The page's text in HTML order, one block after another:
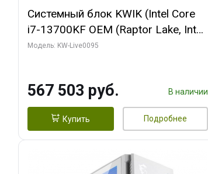
Системный блок KWIK (Intel Core
i7-13700KF OEM (Raptor Lake, Intel
7, C16 8EC/8PC/ 32 ГБ ОЗУ (2
Turbo/ 512 ГБ SSD)
Модель: KW-Live0095
567 503 руб. В наличии
Купить Подробнее